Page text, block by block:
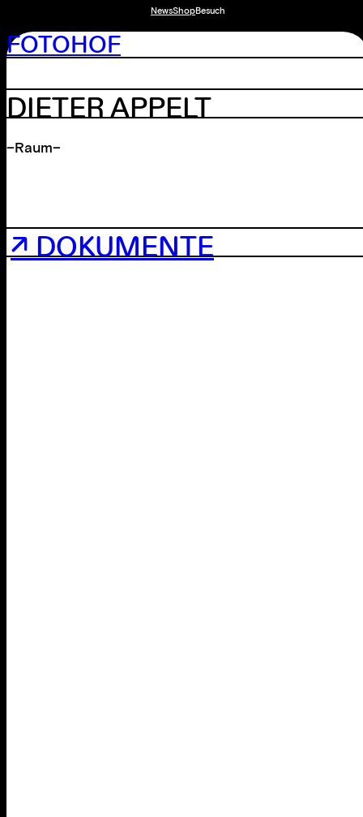
NewsShopBesuch
FOTOHOF
DIETER APPELT
–Raum–
↗ DOKUMENTE